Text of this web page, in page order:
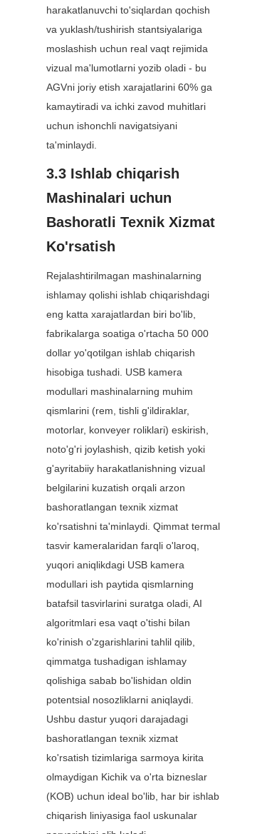
harakatlanuvchi to'siqlardan qochish
va yuklash/tushirish stantsiyalariga
moslashish uchun real vaqt rejimida
vizual ma'lumotlarni yozib oladi - bu
AGVni joriy etish xarajatlarini 60% ga
kamaytiradi va ichki zavod muhitlari
uchun ishonchli navigatsiyani
ta'minlaydi.
3.3 Ishlab chiqarish
Mashinalari uchun
Bashoratli Texnik Xizmat
Ko'rsatish
Rejalashtirilmagan mashinalarning
ishlamay qolishi ishlab chiqarishdagi
eng katta xarajatlardan biri bo'lib,
fabrikalarga soatiga o'rtacha 50 000
dollar yo'qotilgan ishlab chiqarish
hisobiga tushadi. USB kamera
modullari mashinalarning muhim
qismlarini (rem, tishli g'ildiraklar,
motorlar, konveyer roliklari) eskirish,
noto'g'ri joylashish, qizib ketish yoki
g'ayritabiiy harakatlanishning vizual
belgilarini kuzatish orqali arzon
bashoratlangan texnik xizmat
ko'rsatishni ta'minlaydi. Qimmat termal
tasvir kameralaridan farqli o'laroq,
yuqori aniqlikdagi USB kamera
modullari ish paytida qismlarning
batafsil tasvirlarini suratga oladi, AI
algoritmlari esa vaqt o'tishi bilan
ko'rinish o'zgarishlarini tahlil qilib,
qimmatga tushadigan ishlamay
qolishiga sabab bo'lishidan oldin
potentsial nosozliklarni aniqlaydi.
Ushbu dastur yuqori darajadagi
bashoratlangan texnik xizmat
ko'rsatish tizimlariga sarmoya kirita
olmaydigan Kichik va o'rta bizneslar
(KOB) uchun ideal bo'lib, har bir ishlab
chiqarish liniyasiga faol uskunalar